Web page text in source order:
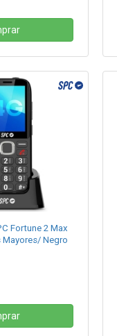
Fortune 2 Max
Mayores/ Negro